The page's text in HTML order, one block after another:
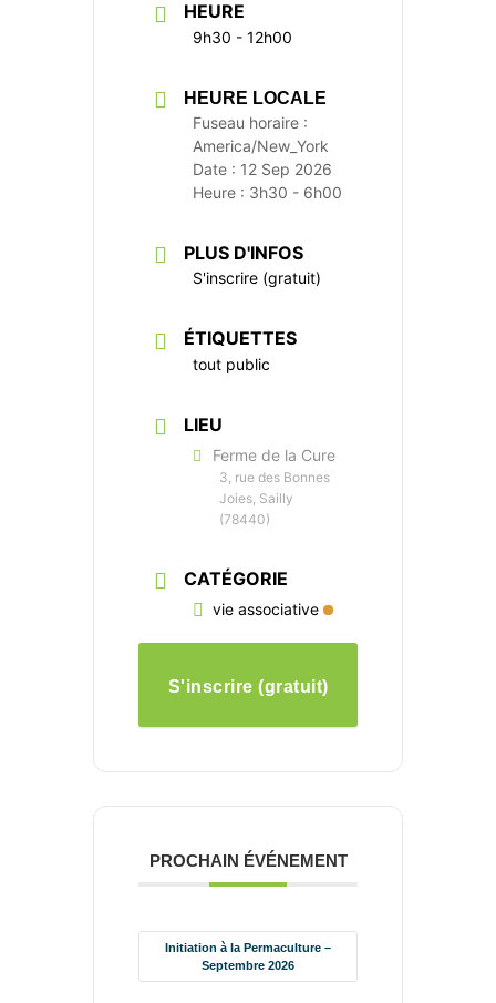
Association La SEVE
Éducation à la biodiversité
& formation à la permaculture
HEURE
9h30 - 12h00
HEURE LOCALE
Fuseau horaire :
America/New_York
Date : 12 Sep 2026
Heure : 3h30 - 6h00
PLUS D'INFOS
S'inscrire (gratuit)
ÉTIQUETTES
tout public
LIEU
Ferme de la Cure
3, rue des Bonnes
Joies, Sailly
(78440)
CATÉGORIE
vie associative
S'inscrire (gratuit)
PROCHAIN ÉVÉNEMENT
Initiation à la Permaculture –
Septembre 2026